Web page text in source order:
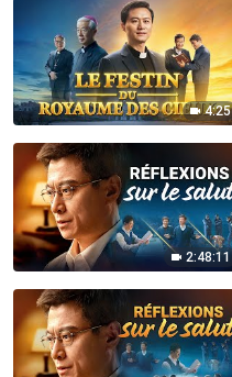
4:25
2:48:11